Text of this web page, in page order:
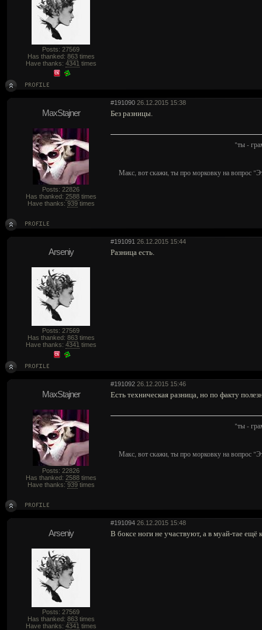
Posts: 27569
Has thanked: 863times
Have thanks: 4341 times
#191090 26.12.2015 15:38
MaxStajner
Posts: 22826
Has thanked: 2588times
Have thanks: 939times
Без разницы.
"ты -
Макс, вот скажи, ты про морковку на вопрос
#191091 26.12.2015 15:44
Arseniy
Posts: 27569
Has thanked: 863times
Have thanks: 4341 times
Разница есть.
#191092 26.12.2015 15:46
MaxStajner
Posts: 22826
Has thanked: 2588times
Have thanks: 939times
Есть техническая разница, но по факту
"ты -
Макс, вот скажи, ты про морковку на вопрос
#191094 26.12.2015 15:48
Arseniy
Posts: 27569
Has thanked: 863times
Have thanks: 4341 times
В боксе ноги не участвуют, а в муай-тае ещё